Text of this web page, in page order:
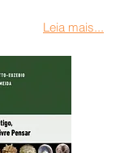
Leia mais...